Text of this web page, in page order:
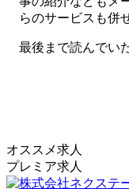
らのサービスも併
最後まで読んでい
オススメ求人
プレミア求人